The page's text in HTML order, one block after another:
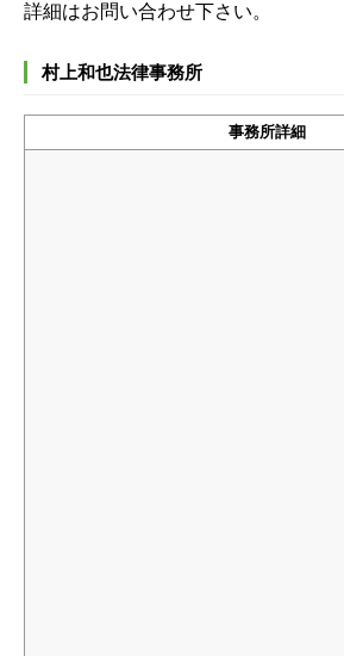
詳細はお問い合わせ下さい。
村上和也法律事務所
事務所詳細